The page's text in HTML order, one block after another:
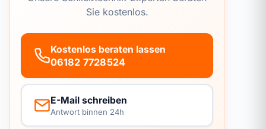
Sie kostenlos.
Kostenlos beraten lassen
06182 7728524
E-Mail schreiben
Antwort binnen 24h